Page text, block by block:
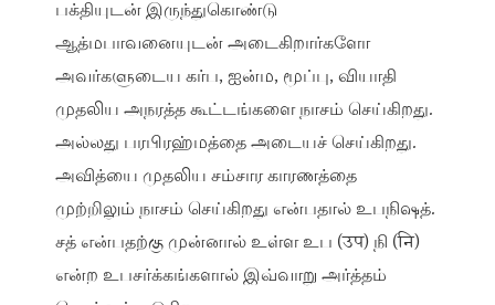
பக்தியுடன் இருந்துகொண்டு
ஆத்மபாவனையுடன் அடைகிறார்களோ
அவர்களுடைய கர்ப, ஐன்ம, மூப்பு, வியாதி
முதலிய அநரத்த கூட்டங்களை நாசம் செய்கிறது.
அல்லது பரபிரஹ்மத்தை அடையச் செய்கிறது.
அவித்யை முதலிய சம்சார காரணத்தை
முற்றிலும் நாசம் செய்கிறது என்பதால் உபநிஷத்.
சத் என்பதற்கு முன்னால் உள்ள உப (उप) நி (नि)
என்ற உபசர்க்கங்களால் இவ்வாறு அர்த்தம்